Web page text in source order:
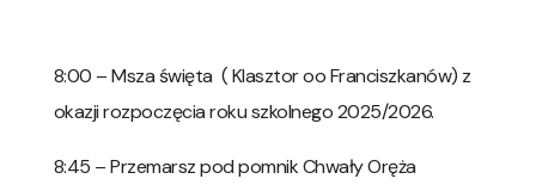
8:00 – Msza święta ( Klasztor oo Franciszkanów) z
okazji rozpoczęcia roku szkolnego 2025/2026.
8:45 – Przemarsz pod pomnik Chwały Oręża